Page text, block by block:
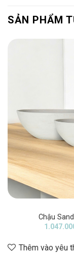
SẢN PHẨM
Chậu
Thêm vào yêu